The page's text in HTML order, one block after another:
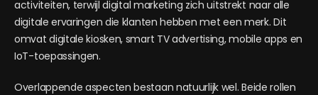
activiteiten, terwijl digital marketing zich uitstrekt naar alle
digitale ervaringen die klanten hebben met een merk. Dit
omvat digitale kiosken, smart TV advertising, mobile apps en
IoT-toepassingen.
Overlappende aspecten bestaan natuurlijk wel. Beide rollen